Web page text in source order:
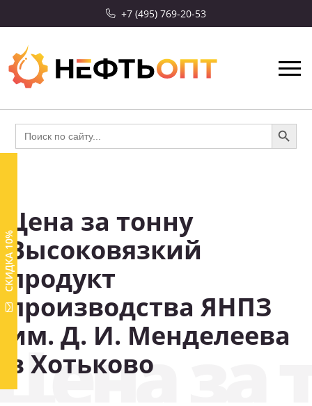
+7 (495) 769-20-53
Search
for:
Search Button
за
Цена за тонну
Высоковязкий
продукт
производства ЯНПЗ
им. Д. И. Менделеева
в Хотьково
СКИДКА 10%